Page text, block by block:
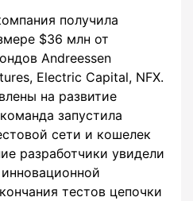
получила
$36 млн от
Andreessen
Electric Capital, NFX.
на развитие
запустила
сети и кошелек
разработчики увидели
тестов цепочки